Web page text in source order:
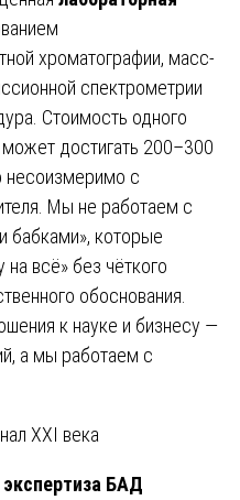
хроматографии, масс-
спектрометрии
Стоимость одного
достигать 200–300
несоизмеримо с
Мы не работаем с
которые
на всё» без чёткого
обоснования.
к науке и бизнесу —
а мы работаем с
XXI века
БАД